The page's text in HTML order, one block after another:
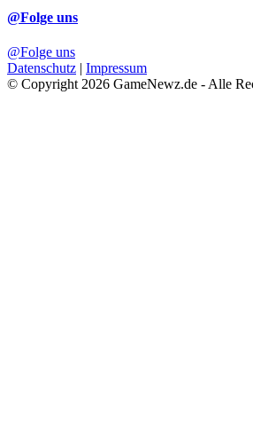
@Folge uns
@Folge uns
Datenschutz | Impressum
© Copyright 2026 GameNewz.de - Alle